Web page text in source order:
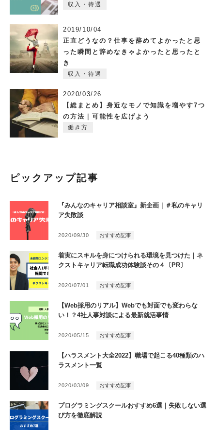
収入・待遇
2019/10/04
正直どうなの？仕事を辞めてよかったと思
った瞬間と辞めなきゃよかったと思ったと
き
収入・待遇
2020/03/26
【総まとめ】身近なモノで知識を増やす7つ
の方法｜可能性を広げよう
働き方
ピックアップ記事
『みんなのキャリア相談室』新企画｜＃私のキャリ
ア失敗談
2020/09/30 おすすめ記事
着実にスキルを身につけられる環境を見つけた｜ネ
クストキャリア転職成功体験談その４〔PR〕
2020/07/01 おすすめ記事
【Web採用のリアル】Webでも対面でも変わらな
い！？4社人事対談による最新就活事情
2020/05/15 おすすめ記事
【ハラスメント大全2022】職場で起こる40種類のハ
ラスメント一覧
2020/03/09 おすすめ記事
プログラミングスクールおすすめ6選｜失敗しない選
び方を徹底解説